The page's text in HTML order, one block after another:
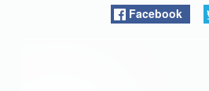
Facebook